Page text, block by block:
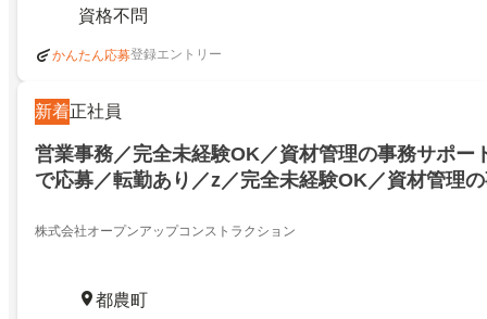
資格不問
かんたん応募登録エントリー
新着正社員
営業事務／完全未経験OK／資材管理の事務サポー
で応募／転勤あり／z／完全未経験OK／資材管理
株式会社オープンアップコンストラクション
都農町